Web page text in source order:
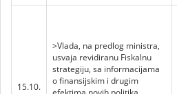
15.10.
>Vlada, na predlog ministra,
usvaja revidiranu Fiskalnu
strategiju, sa informacijama
o finansijskim i drugim